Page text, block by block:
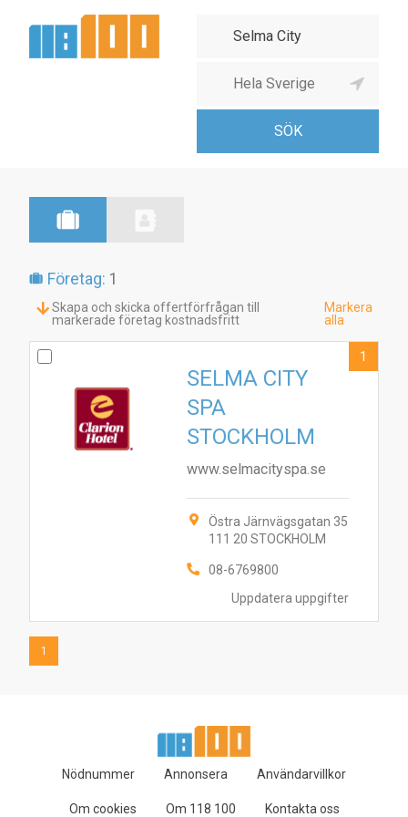
Företag: 1
Skapa och skicka offertförfrågan till
markerade företag kostnadsfritt
Markera
alla
Uppdatera uppgifter
SELMA CITY
SPA
STOCKHOLM
www.selmacityspa.se
Östra Järnvägsgatan 35
111 20 STOCKHOLM
08-6769800
1
1
Nödnummer Annonsera Användarvillkor
Om cookies Om 118 100 Kontakta oss